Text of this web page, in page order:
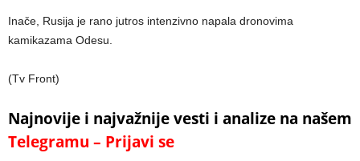
Inače, Rusija je rano jutros intenzivno napala dronovima
kamikazama Odesu.
(Tv Front)
Najnovije i najvažnije vesti i analize na našem
Telegramu – Prijavi se